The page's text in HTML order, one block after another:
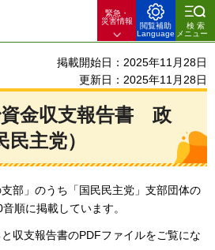
緊急・
災害情報
閲覧補助
Language
検索
メニュー
掲載開始日：2025年11月28日
更新日：2025年11月28日
金収支報告書
政
主党）
部」のうち「国民民主党」支部団体の
順に掲載しています。
収支報告書のPDFファイルをご覧にな